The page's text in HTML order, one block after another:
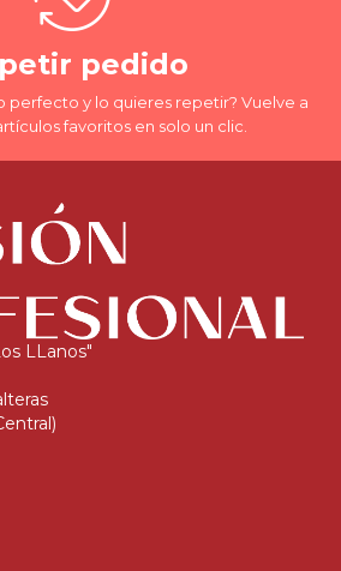
pedido
perfecto y lo quieres repetir? Vuelve a
favoritos en solo un clic.
LLanos"